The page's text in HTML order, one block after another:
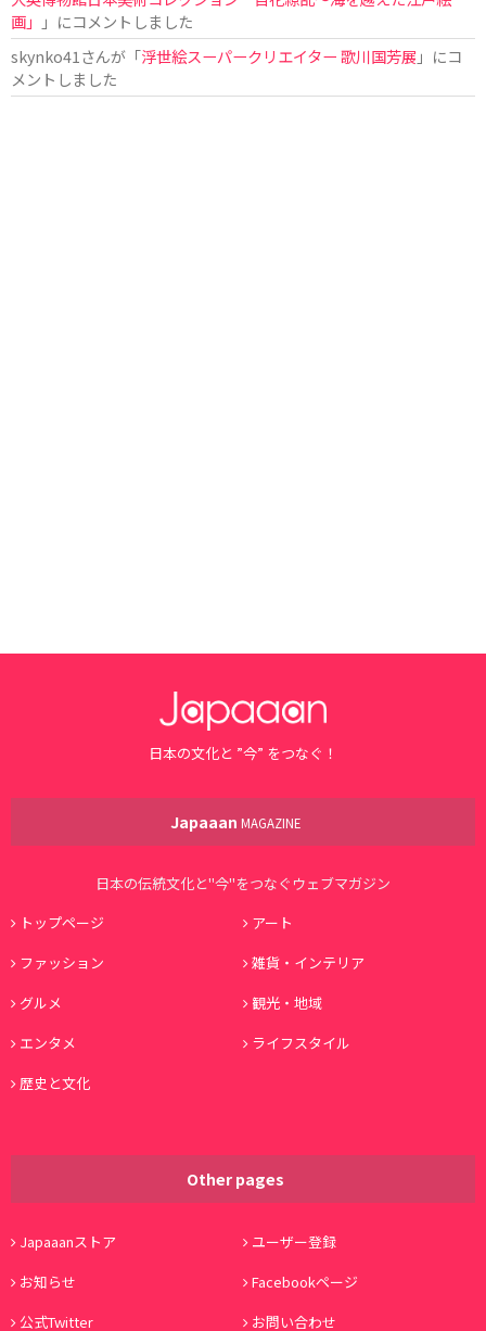
画」
」にコメントしました
skynko41 さんが「浮世絵スーパークリエイター 歌川国芳展 」にコ
メントしました
日本の文化と ”今” をつなぐ！
Japaaan MAGAZINE
日本の伝統文化と"今"をつなぐウェブマガジン
トップページ
アート
ファッション
雑貨・インテリア
グルメ
観光・地域
エンタメ
ライフスタイル
歴史と文化
Other pages
Japaaanストア
ユーザー登録
お知らせ
Facebookページ
公式Twitter
お問い合わせ